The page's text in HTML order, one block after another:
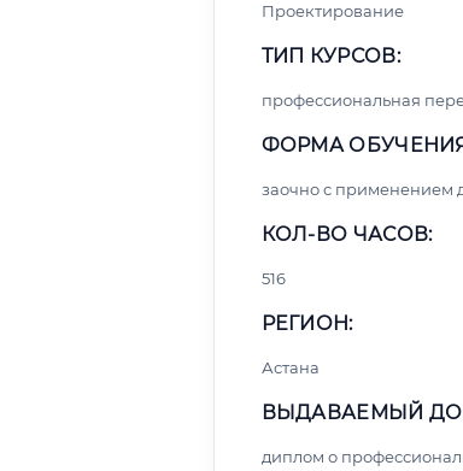
Проектирование
ТИП КУРСОВ:
профессиональная
ФОРМА
заочно с применением
КОЛ-ВО ЧАСОВ:
516
РЕГИОН:
Астана
ВЫДАВАЕМЫЙ
диплом о